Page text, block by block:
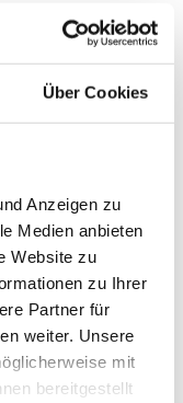
Über Cookies
Anzeigen zu
Medien anbieten
Website zu
zu Ihrer
Partner für
weiter. Unsere
mit
bereitgestellt
neidisch
der Top-
Privilegiert,
sportvermeidend
das
Männer nicht
wartet nicht
selbst – in
Harte
Leben. Und es
lässt sich eben